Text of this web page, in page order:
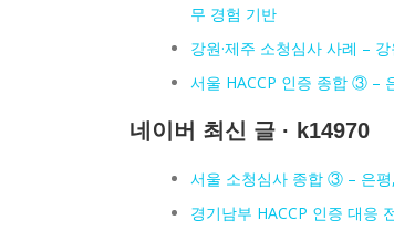
무 경험 기반
강원·제주 소청심사 사례 –
서울 HACCP 인증 종합 ③ –
네이버 최신 글 · k14970
서울 소청심사 종합 ③ – 은
경기남부 HACCP 인증 대응